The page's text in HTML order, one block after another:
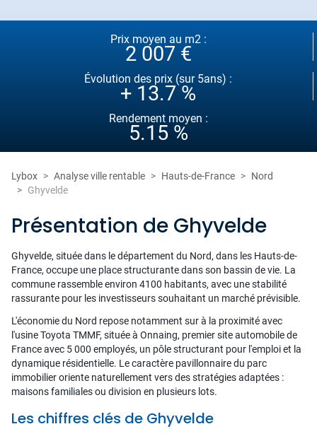
Prix moyen au m2 :
2 007 €
Évolution des prix (sur 5ans) :
+ 13.7 %
Rendement moyen :
5.15 %
Lybox Analyse ville rentable Hauts-de-France
Nord
Ghyvelde
Présentation de Ghyvelde
Ghyvelde, située dans le département du Nord, dans les Hauts-de-
France, occupe une place structurante dans son bassin de vie. La
commune rassemble environ 4100 habitants, avec une stabilité
rassurante pour les investisseurs souhaitant un marché prévisible.
L'économie du Nord repose notamment sur à la proximité avec
l'usine Toyota TMMF, située à Onnaing, premier site automobile de
France avec 5 000 employés, un pôle structurant pour l'emploi et la
dynamique résidentielle. Le caractère pavillonnaire du parc
immobilier oriente naturellement vers des stratégies adaptées :
maisons familiales ou division en plusieurs lots.
Les chiffres clés de Ghyvelde